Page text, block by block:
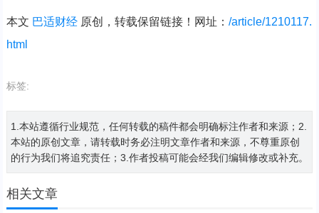
本文 巴适财经原创，转载保留链接！网址： /article/1210117.
html
标签:
1.本站遵循行业规范，任何转载的稿件都会明确标注作者和来源；2.
本站的原创文章，请转载时务必注明文章作者和来源，不尊重原创
的行为我们将追究责任；3.作者投稿可能会经我们编辑修改或补充。
相关文章